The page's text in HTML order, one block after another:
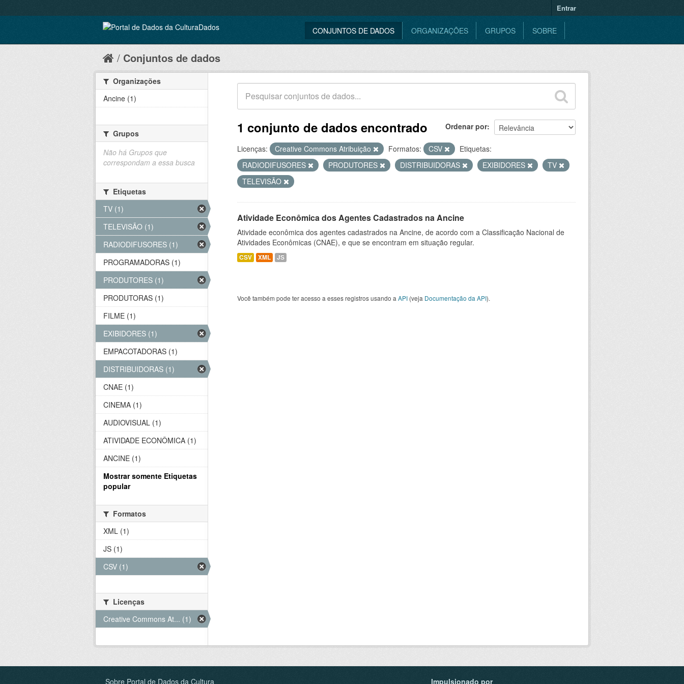
Entrar
CONJUNTOS DE DADOS ORGANIZAÇÕES GRUPOS SOBRE
Conjuntos de dados
Ordenar por
1 conjunto de dados encontrado
Licenças: Creative Commons Atribuição Formatos: CSV
Etiquetas:
RADIODIFUSORES
PRODUTORES DISTRIBUIDORAS EXIBIDORES
TV
TELEVISÃO
Atividade Econômica dos Agentes Cadastrados na Ancine
Atividade econômica dos agentes cadastrados na Ancine, de acordo com a Classificação Nacional de
Atividades Econômicas (CNAE), e que se encontram em situação regular.
CSV XML JS
Você também pode ter acesso a esses registros usando a API (veja Documentação da API).
Organizações
Ancine (1)
Grupos
Não há Grupos que
correspondam a essa busca
Etiquetas
TV (1)
TELEVISÃO (1)
RADIODIFUSORES (1)
PROGRAMADORAS (1)
PRODUTORES (1)
PRODUTORAS (1)
FILME (1)
EXIBIDORES (1)
EMPACOTADORAS (1)
DISTRIBUIDORAS (1)
CNAE (1)
CINEMA (1)
AUDIOVISUAL (1)
ATIVIDADE ECONÔMICA (1)
ANCINE (1)
Mostrar somente Etiquetas
popular
Formatos
XML (1)
JS (1)
CSV (1)
Licenças
Creative Commons At... (1)
Sobre Portal de Dados da Cultura Impulsionado por